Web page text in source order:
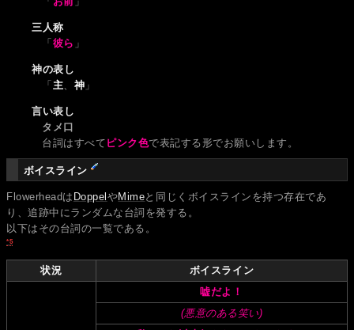
三人称
「 彼ら 」
神の表し
「 主、 神 」
言い表し
タメ口
台詞はすべて ピンク色で表記する形でお願いします。
ボイスライン
Flowerheadは DoppelやMimeと同じくボイスラインを持つ存在であ
り、追跡中にランダムな台詞を発する。
以下はその台詞の一覧である。
*5
状況
ボイスライン
嘘だよ！
(悪意のある笑い)